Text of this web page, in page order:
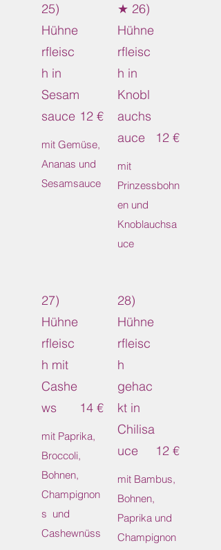
25)
Hühne
rfleisc
h in
Sesam
sauce
mit Gemüse,
Ananas und
Sesamsauce
12 €
★ 26)
Hühne
rfleisc
h in
Knobl
auchs
auce
mit
Prinzessbohn
en und
Knoblauchsa
uce
12 €
27)
Hühne
rfleisc
h mit
Cashe
ws
mit Paprika,
Broccoli,
Bohnen,
Champignon
s und
Cashewnüss
14 €
28)
Hühne
rfleisc
h
gehac
kt in
Chilisa
uce
mit Bambus,
Bohnen,
Paprika und
Champignon
12 €